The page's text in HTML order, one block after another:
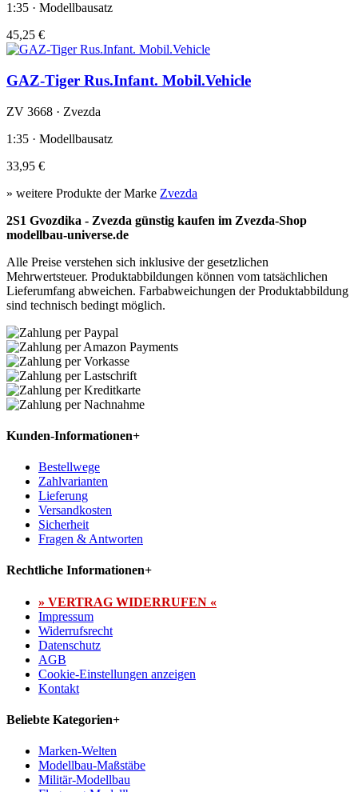
1:35 · Modellbausatz
45,25 €
GAZ-Tiger Rus.Infant. Mobil.Vehicle
ZV 3668 · Zvezda
1:35 · Modellbausatz
33,95 €
» weitere Produkte der Marke Zvezda
2S1 Gvozdika - Zvezda günstig kaufen im Zvezda-Shop
modellbau-universe.de
Alle Preise verstehen sich inklusive der gesetzlichen
Mehrwertsteuer. Produktabbildungen können vom tatsächlichen
Lieferumfang abweichen. Farbabweichungen der Produktabbildung
sind technisch bedingt möglich.
Kunden-Informationen+
Bestellwege
Zahlvarianten
Lieferung
Versandkosten
Sicherheit
Fragen & Antworten
Rechtliche Informationen+
» VERTRAG WIDERRUFEN «
Impressum
Widerrufsrecht
Datenschutz
AGB
Cookie-Einstellungen anzeigen
Kontakt
Beliebte Kategorien+
Marken-Welten
Modellbau-Maßstäbe
Militär-Modellbau